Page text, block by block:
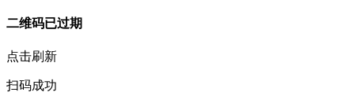
二维码已过期
点击刷新
扫码成功